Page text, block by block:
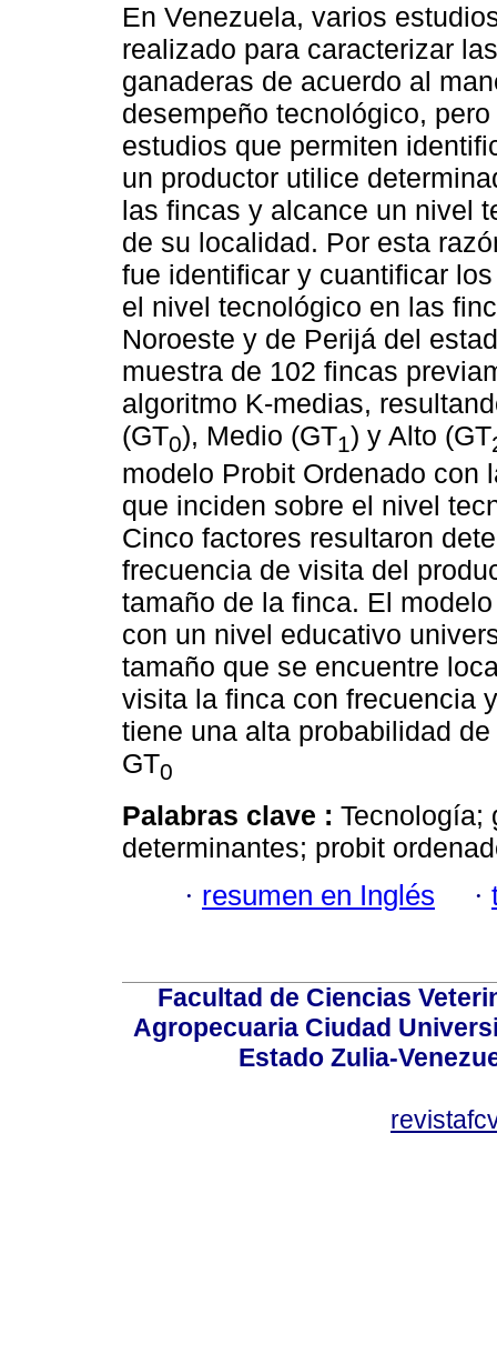
En Venezuela, varios
realizado para caracterizar
ganaderas de acuerdo al
desempeño tecnológico,
estudios que permiten
un productor utilice
las fincas y alcance un nivel
de su localidad. Por esta
fue identificar y cuantificar
el nivel tecnológico en las
Noroeste y de Perijá del
muestra de 102 fincas
algoritmo K-medias,
(GT0), Medio (GT1) y Alto (GT
modelo Probit Ordenado con
que inciden sobre el nivel
Cinco factores resultaron
frecuencia de visita del
tamaño de la finca. El
con un nivel educativo
tamaño que se encuentre
visita la finca con frecuencia
tiene una alta probabilidad
GT0
Palabras clave : Tecnología;
determinantes; probit
· resumen en Inglés ·
Facultad de Ciencias
Agropecuaria Ciudad
Estado Zulia-